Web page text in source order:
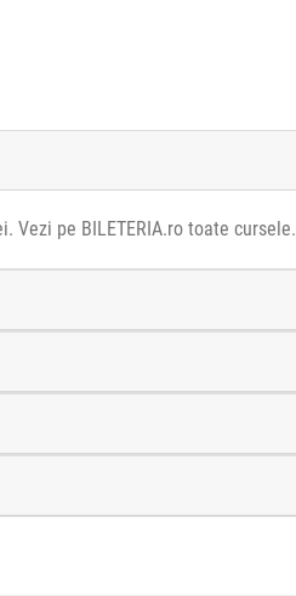
pe BILETERIA.ro toate cursele.